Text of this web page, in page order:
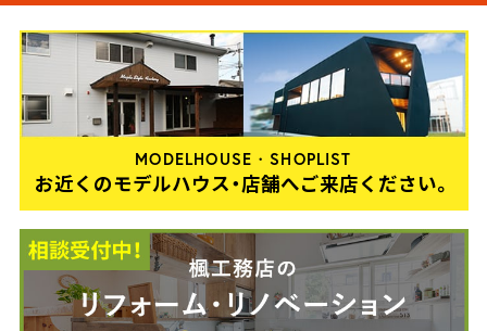
MODELHOUSE・SHOPLIST
お近くのモデルハウス・店舗へご来店ください。